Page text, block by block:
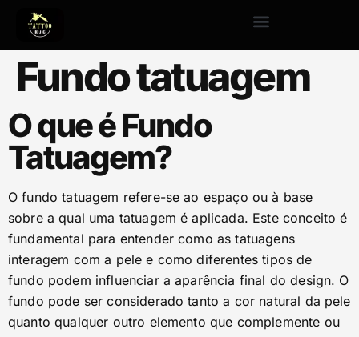
Fundo tatuagem
O que é Fundo
Tatuagem?
O fundo tatuagem refere-se ao espaço ou à base
sobre a qual uma tatuagem é aplicada. Este conceito é
fundamental para entender como as tatuagens
interagem com a pele e como diferentes tipos de
fundo podem influenciar a aparência final do design. O
fundo pode ser considerado tanto a cor natural da pele
quanto qualquer outro elemento que complemente ou